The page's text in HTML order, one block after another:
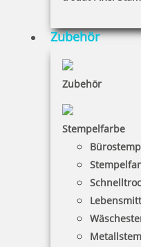
Zubehör
Zubehör
Stempelfarbe